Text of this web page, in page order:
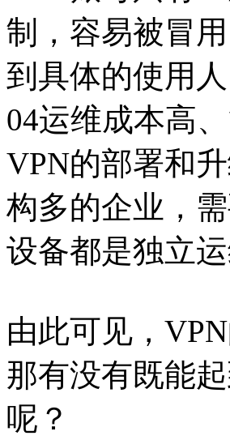
制，容易被冒
到具体的使用人
04运维成本高
VPN的部署和
构多的企业，
设备都是独立
由此可见，
那有没有既能
呢？